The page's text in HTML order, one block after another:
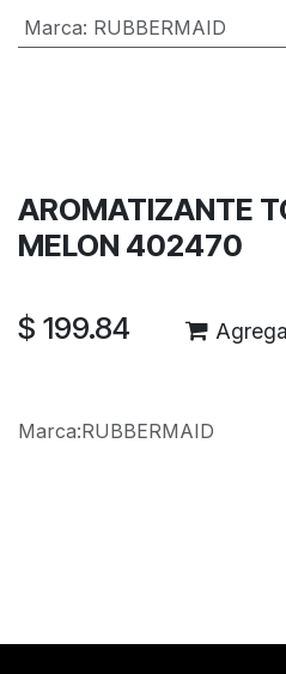
Marca: RUBBERMAID
AROMATIZANTE
MELON 402470
$ 199.84
Marca:RUBBERMAID